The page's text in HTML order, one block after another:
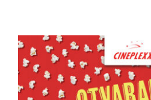
View
Larger
Image